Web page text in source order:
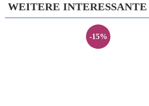
WEITERE
-15%